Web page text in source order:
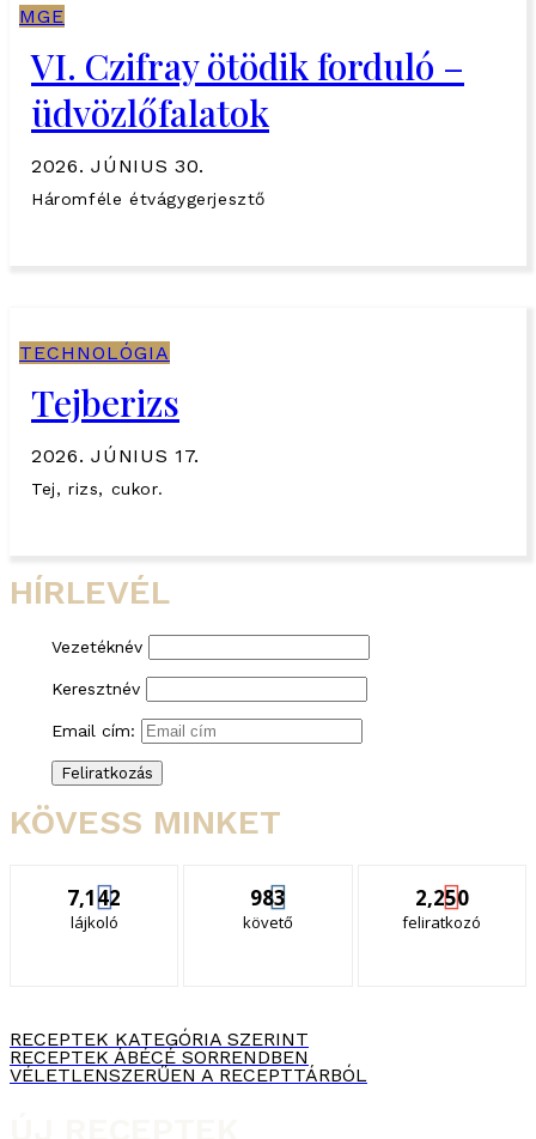
MGE
VI. Czifray ötödik forduló –
üdvözlőfalatok
2026. JÚNIUS 30.
Háromféle étvágygerjesztő
TECHNOLÓGIA
Tejberizs
2026. JÚNIUS 17.
Tej, rizs, cukor.
HÍRLEVÉL
Vezetéknév
Keresztnév
Email cím:
KÖVESS MINKET
7,142
lájkoló
983
követő
2,250
feliratkozó
RECEPTEK KATEGÓRIA SZERINT
RECEPTEK ÁBÉCÉ SORRENDBEN
VÉLETLENSZERŰEN A RECEPTTÁRBÓL